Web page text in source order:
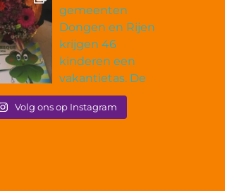
Volg ons op Instagram